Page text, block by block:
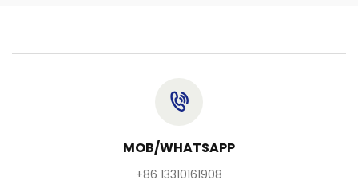
MOB/WHATSAPP
+86 13310161908